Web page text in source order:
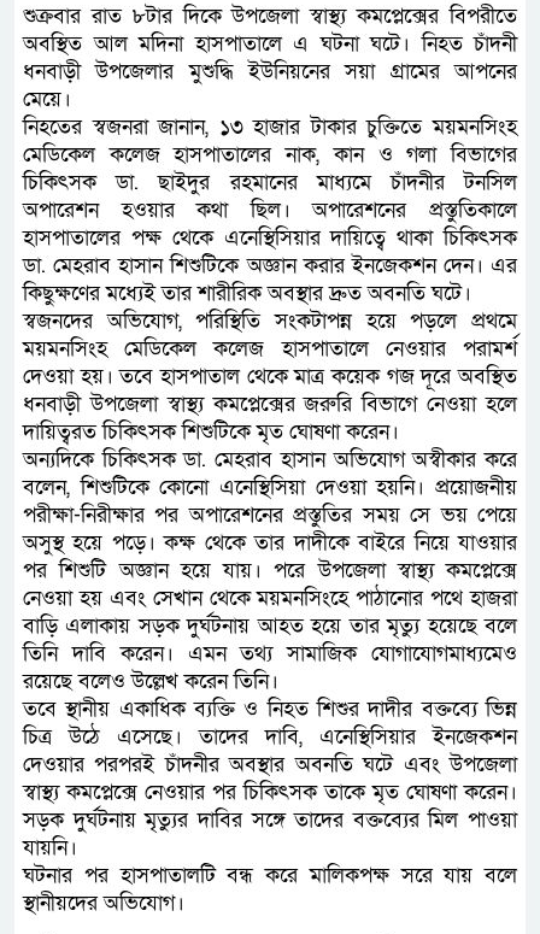
শুক্রবার রাত ৮টার দিকে উপজেলা স্বাস্থ্য কমপ্লেক্সের বিপরীতে
অবস্থিত আল মদিনা হাসপাতালে এ ঘটনা ঘটে। নিহত চাঁদনী
ধনবাড়ী উপজেলার মুশুদ্ধি ইউনিয়নের সয়া গ্রামের আপনের
মেয়ে।
নিহতের স্বজনরা জানান, ১৩ হাজার টাকার চুক্তিতে ময়মনসিংহ
মেডিকেল কলেজ হাসপাতালের নাক, কান ও গলা বিভাগের
চিকিৎসক ডা. ছাইদুর রহমানের মাধ্যমে চাঁদনীর টনসিল
অপারেশন হওয়ার কথা ছিল। অপারেশনের প্রস্তুতিকালে
হাসপাতালের পক্ষ থেকে এনেস্থিসিয়ার দায়িত্বে থাকা চিকিৎসক
ডা. মেহরাব হাসান শিশুটিকে অজ্ঞান করার ইনজেকশন দেন। এর
কিছুক্ষণের মধ্যেই তার শারীরিক অবস্থার দ্রুত অবনতি ঘটে।
স্বজনদের অভিযোগ, পরিস্থিতি সংকটাপন্ন হয়ে পড়লে প্রথমে
ময়মনসিংহ মেডিকেল কলেজ হাসপাতালে নেওয়ার পরামর্শ
দেওয়া হয়। তবে হাসপাতাল থেকে মাত্র কয়েক গজ দূরে অবস্থিত
ধনবাড়ী উপজেলা স্বাস্থ্য কমপ্লেক্সের জরুরি বিভাগে নেওয়া হলে
দায়িত্বরত চিকিৎসক শিশুটিকে মৃত ঘোষণা করেন।
অন্যদিকে চিকিৎসক ডা. মেহরাব হাসান অভিযোগ অস্বীকার করে
বলেন, শিশুটিকে কোনো এনেস্থিসিয়া দেওয়া হয়নি। প্রয়োজনীয়
পরীক্ষা-নিরীক্ষার পর অপারেশনের প্রস্তুতির সময় সে ভয় পেয়ে
অসুস্থ হয়ে পড়ে। কক্ষ থেকে তার দাদীকে বাইরে নিয়ে যাওয়ার
পর শিশুটি অজ্ঞান হয়ে যায়। পরে উপজেলা স্বাস্থ্য কমপ্লেক্সে
নেওয়া হয় এবং সেখান থেকে ময়মনসিংহে পাঠানোর পথে হাজরা
বাড়ি এলাকায় সড়ক দুর্ঘটনায় আহত হয়ে তার মৃত্যু হয়েছে বলে
তিনি দাবি করেন। এমন তথ্য সামাজিক যোগাযোগমাধ্যমেও
রয়েছে বলেও উল্লেখ করেন তিনি।
তবে স্থানীয় একাধিক ব্যক্তি ও নিহত শিশুর দাদীর বক্তব্যে ভিন্ন
চিত্র উঠে এসেছে। তাদের দাবি, এনেস্থিসিয়ার ইনজেকশন
দেওয়ার পরপরই চাঁদনীর অবস্থার অবনতি ঘটে এবং উপজেলা
স্বাস্থ্য কমপ্লেক্সে নেওয়ার পর চিকিৎসক তাকে মৃত ঘোষণা করেন।
সড়ক দুর্ঘটনায় মৃত্যুর দাবির সঙ্গে তাদের বক্তব্যের মিল পাওয়া
যায়নি।
ঘটনার পর হাসপাতালটি বন্ধ করে মালিকপক্ষ সরে যায় বলে
স্থানীয়দের অভিযোগ।